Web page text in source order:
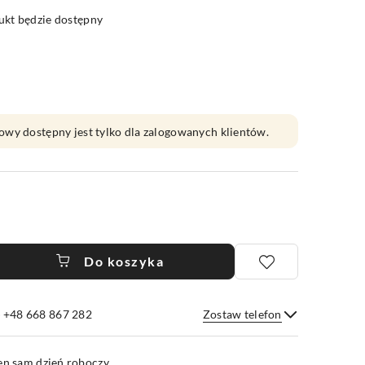
będzie dostępny
dostępny jest tylko dla zalogowanych klientów.
Do koszyka
668 867 282 Zostaw telefon
Wyślij
sam dzień roboczy